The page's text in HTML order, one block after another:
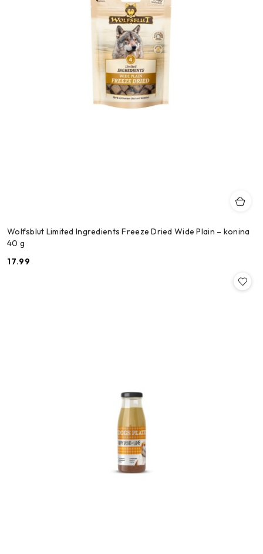
Wolfsblut Limited Ingredients Freeze Dried Wide Plain – konina
40 g
Cena:
17.99